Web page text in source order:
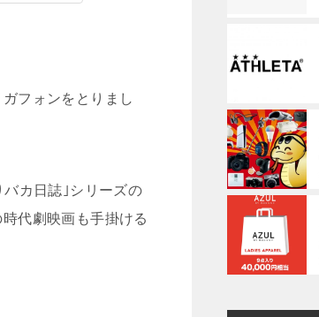
フォンをとりまし
バカ日誌｣シリーズの
代劇映画も手掛ける